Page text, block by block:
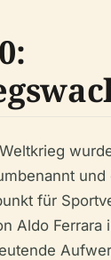
für
Aldo Ferrara